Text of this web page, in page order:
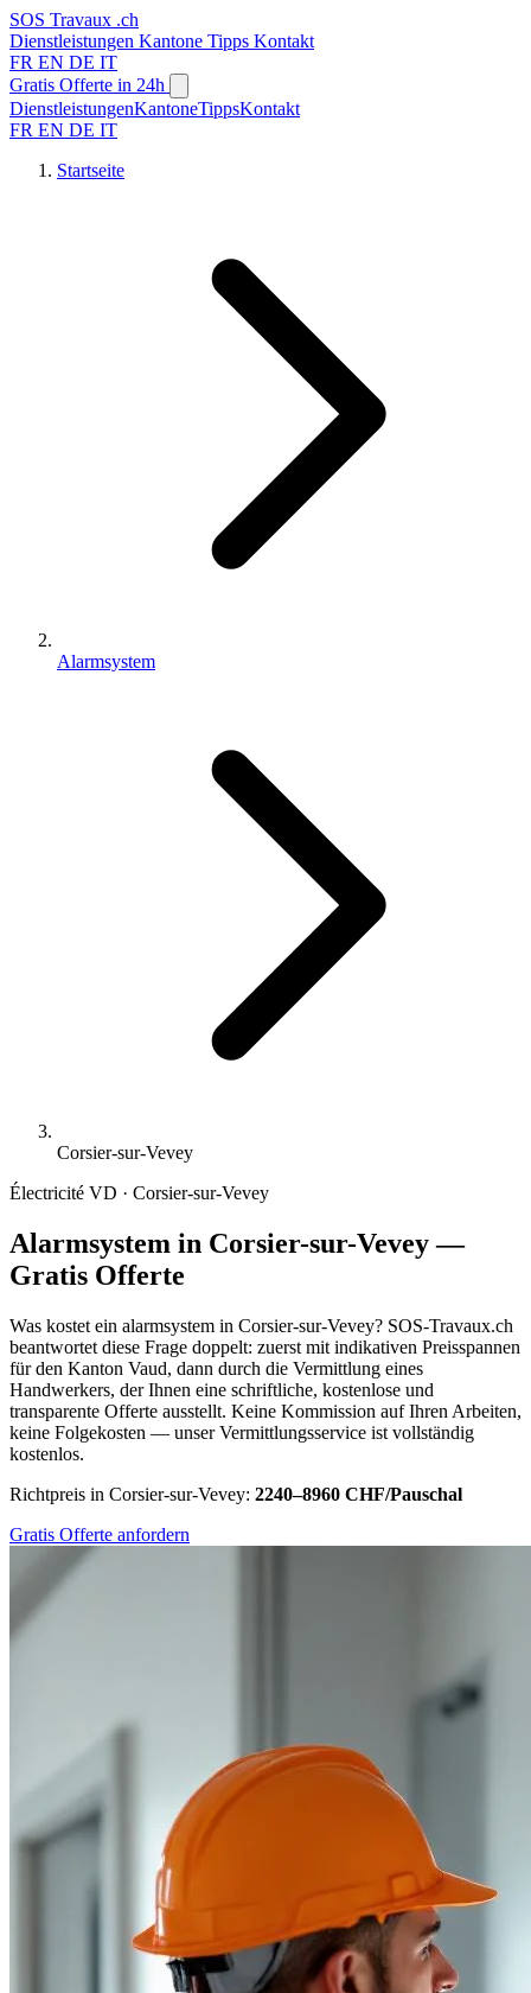
SOS Travaux .ch
Dienstleistungen Kantone Tipps Kontakt
FR EN DE IT
Gratis Offerte in 24h
DienstleistungenKantoneTippsKontakt
FR EN DE IT
Startseite
Alarmsystem
Corsier-sur-Vevey
Électricité VD · Corsier-sur-Vevey
Alarmsystem in Corsier-sur-Vevey —
Gratis Offerte
Was kostet ein alarmsystem in Corsier-sur-Vevey? SOS-Travaux.ch
beantwortet diese Frage doppelt: zuerst mit indikativen Preisspannen
für den Kanton Vaud, dann durch die Vermittlung eines
Handwerkers, der Ihnen eine schriftliche, kostenlose und
transparente Offerte ausstellt. Keine Kommission auf Ihren Arbeiten,
keine Folgekosten — unser Vermittlungsservice ist vollständig
kostenlos.
Richtpreis in Corsier-sur-Vevey: 2240–8960 CHF/Pauschal
Gratis Offerte anfordern